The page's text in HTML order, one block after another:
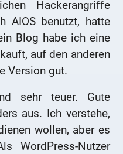
Hackerangriffe
AIOS benutzt, hatte
Blog habe ich eine
auf den anderen
Version gut.
sehr teuer. Gute
aus. Ich verstehe,
wollen, aber es
WordPress-Nutzer